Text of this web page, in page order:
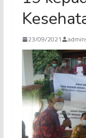
23/09/2021